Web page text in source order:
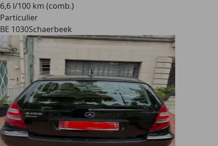
6,6 l/100 km (comb.)
Particulier
BE 1030Schaerbeek